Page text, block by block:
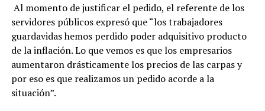
Al momento de justificar el pedido, el referente de los
servidores públicos expresó que “los trabajadores
guardavidas hemos perdido poder adquisitivo producto
de la inflación. Lo que vemos es que los empresarios
aumentaron drásticamente los precios de las carpas y
por eso es que realizamos un pedido acorde a la
situación”.